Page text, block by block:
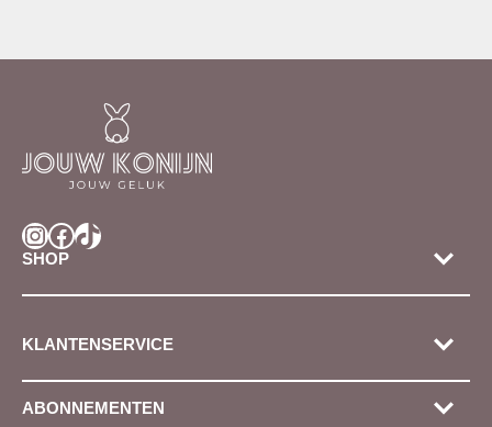
InstagramFacebook TikTok
SHOP
KLANTENSERVICE
ABONNEMENTEN